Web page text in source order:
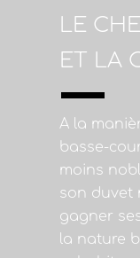
LE
ET LA
A la
basse-
moins
son duvet
gagner
la nature